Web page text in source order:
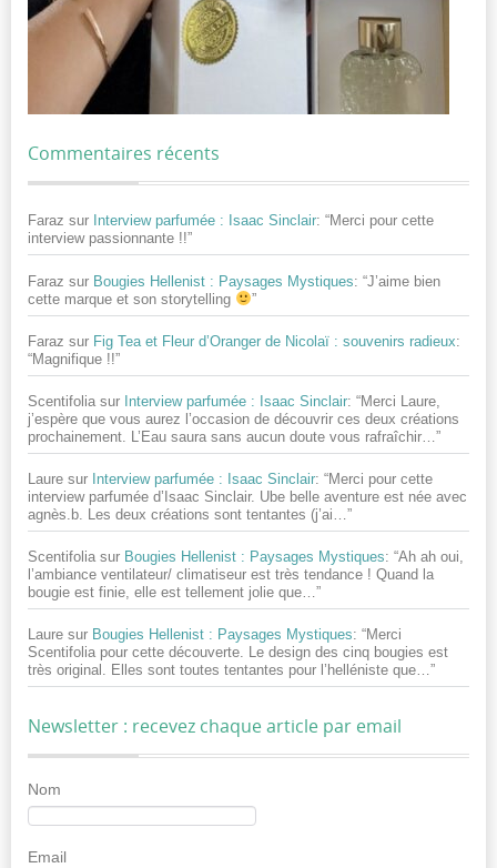
Commentaires récents
Faraz sur Interview parfumée : Isaac Sinclair: “Merci pour cette
interview passionnante !!”
Faraz sur Bougies Hellenist : Paysages Mystiques: “J’aime bien
cette marque et son storytelling
”
Faraz sur Fig Tea et Fleur d’Oranger de Nicolaï : souvenirs radieux:
“Magnifique !!”
Scentifolia sur Interview parfumée : Isaac Sinclair: “Merci Laure,
j’espère que vous aurez l’occasion de découvrir ces deux créations
prochainement. L’Eau saura sans aucun doute vous rafraîchir… ”
Laure sur Interview parfumée : Isaac Sinclair: “Merci pour cette
interview parfumée d’Isaac Sinclair. Ube belle aventure est née avec
agnès.b. Les deux créations sont tentantes (j’ai… ”
Scentifolia sur Bougies Hellenist : Paysages Mystiques: “Ah ah oui,
l’ambiance ventilateur/ climatiseur est très tendance ! Quand la
bougie est finie, elle est tellement jolie que… ”
Laure sur Bougies Hellenist : Paysages Mystiques: “Merci
Scentifolia pour cette découverte. Le design des cinq bougies est
très original. Elles sont toutes tentantes pour l’helléniste que…”
Newsletter : recevez chaque article par email
Nom
Email